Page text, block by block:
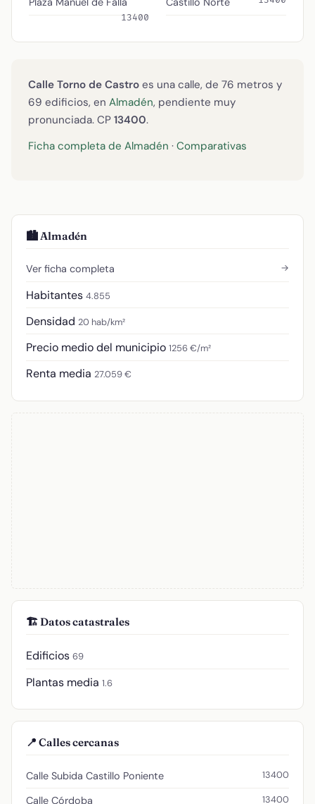
13400
Calle Torno de Castro es una calle, de 76 metros y
69 edificios, en Almadén, pendiente muy
pronunciada. CP 13400.
Ficha completa de Almadén · Comparativas
🏙️ Almadén
Ver ficha completa →
Habitantes 4.855
Densidad 20 hab/km²
Precio medio del municipio 1256 €/m²
Renta media 27.059 €
🏗️ Datos catastrales
Edificios 69
Plantas media 1.6
📍 Calles cercanas
Calle Subida Castillo Poniente 13400
Calle Córdoba 13400